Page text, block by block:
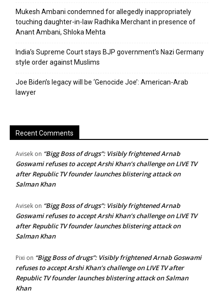
Mukesh Ambani condemned for allegedly inappropriately
touching daughter-in-law Radhika Merchant in presence of
Anant Ambani, Shloka Mehta
India’s Supreme Court stays BJP government’s Nazi Germany
style order against Muslims
Joe Biden’s legacy will be ‘Genocide Joe’: American-Arab
lawyer
Recent Comments
Avisek on “Bigg Boss of drugs”: Visibly frightened Arnab
Goswami refuses to accept Arshi Khan’s challenge on LIVE TV
after Republic TV founder launches blistering attack on
Salman Khan
Avisek on “Bigg Boss of drugs”: Visibly frightened Arnab
Goswami refuses to accept Arshi Khan’s challenge on LIVE TV
after Republic TV founder launches blistering attack on
Salman Khan
Pixi on “Bigg Boss of drugs”: Visibly frightened Arnab Goswami
refuses to accept Arshi Khan’s challenge on LIVE TV after
Republic TV founder launches blistering attack on Salman
Khan